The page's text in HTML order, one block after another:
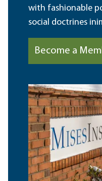
with fashionable
social doctrines
Become a